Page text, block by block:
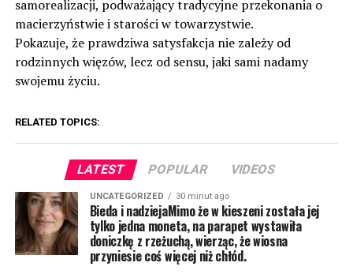
samorealizacji, podważający tradycyjne przekonania o
macierzyństwie i starości w towarzystwie.
Pokazuje, że prawdziwa satysfakcja nie zależy od
rodzinnych więzów, lecz od sensu, jaki sami nadamy
swojemu życiu.
RELATED TOPICS:
LATEST POPULAR VIDEOS
UNCATEGORIZED 30 minut ago
Bieda i nadziejaMimo że w kieszeni została jej
tylko jedna moneta, na parapet wystawiła
doniczkę z rzeżuchą, wierząc, że wiosna
przyniesie coś więcej niż chłód.